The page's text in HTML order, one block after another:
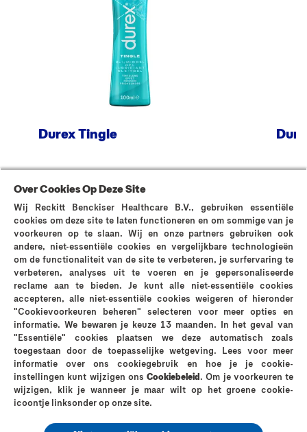
Durex Tingle
MEER WETEN
Neem contact op met ons FAQ
Waarom Durex?
De geschiedenis van Durex Verken sex nu
De Durex-kwaliteitPrivacybeleidCookies-Beleid
Legale Informatie Sitemap
Over Cookies Op Deze Site
Wij Reckitt Benckiser Healthcare B.V., gebruiken essentiële
cookies om deze site te laten functioneren en om sommige van je
voorkeuren op te slaan. Wij en onze partners gebruiken ook
andere, niet-essentiële cookies en vergelijkbare technologieën
om de functionaliteit van de site te verbeteren, je surfervaring te
verbeteren, analyses uit te voeren en je gepersonaliseerde
reclame aan te bieden. Je kunt alle niet-essentiële cookies
accepteren, alle niet-essentiële cookies weigeren of hieronder
"Cookievoorkeuren beheren" selecteren voor meer opties en
informatie. We bewaren je keuze 13 maanden. In het geval van
"Essentiële" cookies plaatsen we deze automatisch zoals
toegestaan door de toepasselijke wetgeving. Lees voor meer
informatie over ons cookiegebruik en hoe je je cookie-
instellingen kunt wijzigen ons Cookiebeleid. Om je voorkeuren te
wijzigen, klik je wanneer je maar wilt op het groene cookie-
icoontje linksonder op onze site.